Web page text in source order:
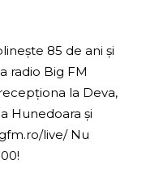
85 de ani și
radio Big FM
la Deva,
Hunedoara și
live/ Nu